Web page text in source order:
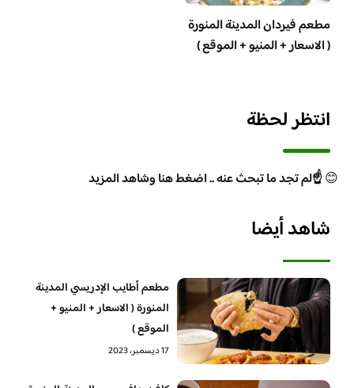
مطعم فيردان المدينة المنورة
( الاسعار + المنيو + الموقع )
انتظر لحظة
😊☝️لم تجد ما تبحث عنه .. اضغط هنا وشاهد المزيد
شاهد أيضا
مطعم أطايب الإدريسي المدينة
المنورة ( الاسعار + المنيو +
الموقع )
17 ديسمبر، 2023